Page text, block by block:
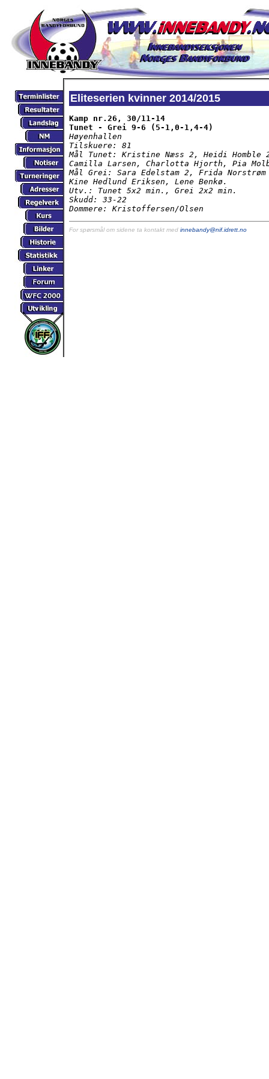
Eliteserien kvinner 2014/2015
Kamp nr.26, 30/11-14
Tunet - Grei 9-6 (5-1,0-1,4-4)
Høyenhallen
Tilskuere: 81
Mål Tunet: Kristine Næss 2, Heidi Homble
Camilla Larsen, Charlotta Hjorth, Pia
Mål Grei: Sara Edelstam 2, Frida
Kine Hedlund Eriksen, Lene Benkø.
Utv.: Tunet 5x2 min., Grei 2x2 min.
Skudd: 33-22
Dommere: Kristoffersen/Olsen
For spørsmål om sidene ta kontakt med innebandy@nif.idrett.no